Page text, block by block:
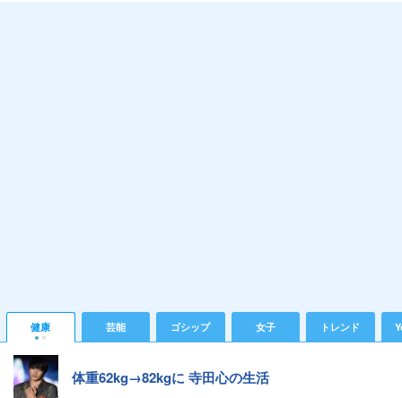
健康 芸能 ゴシップ 女子 トレンド
体重62kg→82kgに 寺田心の生活